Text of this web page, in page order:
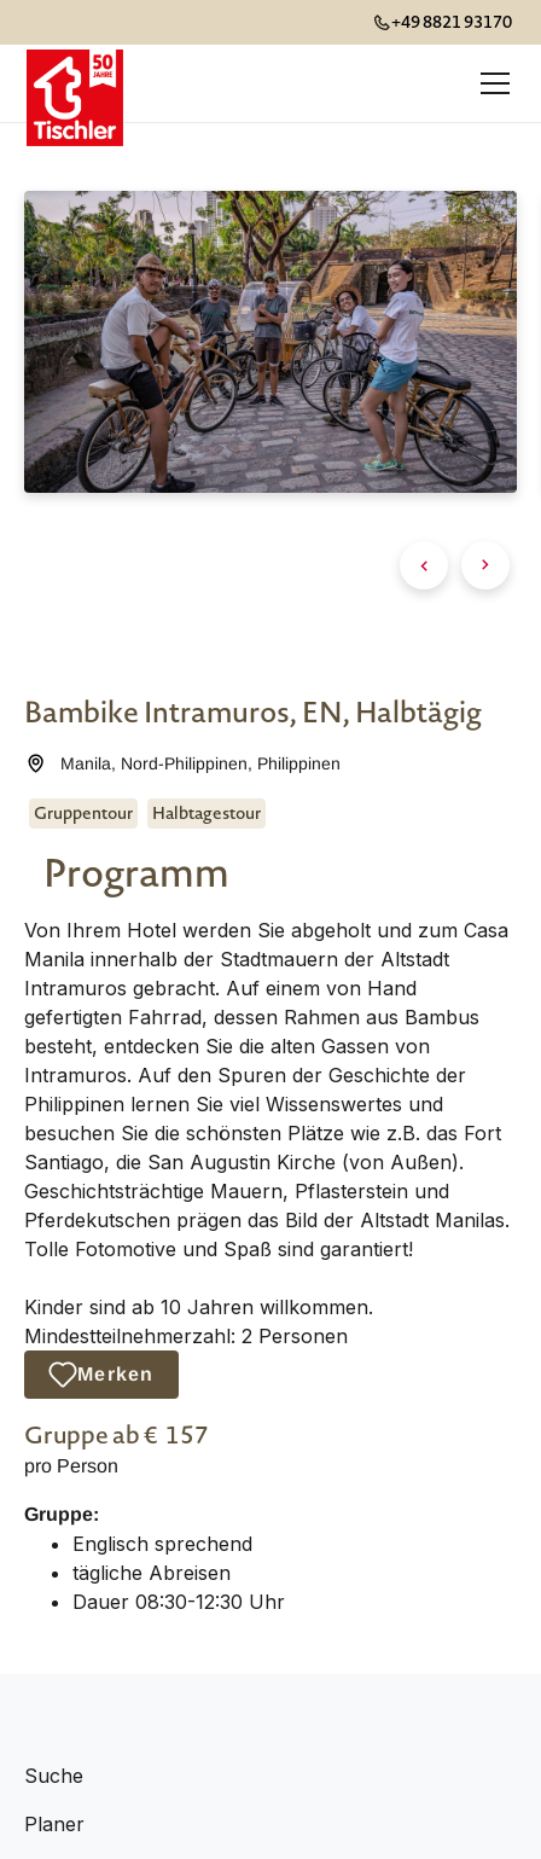
+49 8821 93170
Bambike Intramuros, EN, Halbtägig
Manila, Nord-Philippinen, Philippinen
Gruppentour Halbtagestour
Programm
Von Ihrem Hotel werden Sie abgeholt und zum Casa
Manila innerhalb der Stadtmauern der Altstadt
Intramuros gebracht. Auf einem von Hand
gefertigten Fahrrad, dessen Rahmen aus Bambus
besteht, entdecken Sie die alten Gassen von
Intramuros. Auf den Spuren der Geschichte der
Philippinen lernen Sie viel Wissenswertes und
besuchen Sie die schönsten Plätze wie z.B. das Fort
Santiago, die San Augustin Kirche (von Außen).
Geschichtsträchtige Mauern, Pflasterstein und
Pferdekutschen prägen das Bild der Altstadt Manilas.
Tolle Fotomotive und Spaß sind garantiert!
Kinder sind ab 10 Jahren willkommen.
Mindestteilnehmerzahl: 2 Personen
Merken
Gruppeab € 157
pro Person
Gruppe:
Englisch sprechend
tägliche Abreisen
Dauer 08:30-12:30 Uhr
Suche
Planer